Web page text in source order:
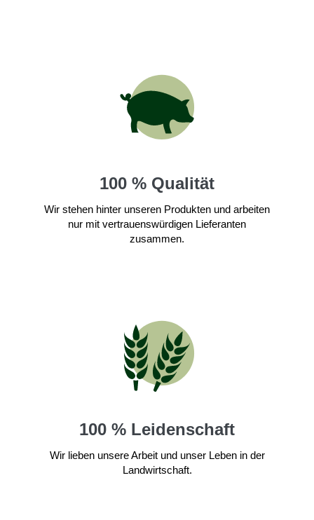
100 % Qualität
Wir stehen hinter unseren Produkten und arbeiten
nur mit vertrauenswürdigen Lieferanten
zusammen.
100 % Leidenschaft
Wir lieben unsere Arbeit und unser Leben in der
Landwirtschaft.